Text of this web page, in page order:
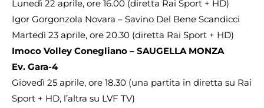
Lunedì 22 aprile, ore 16.00 (diretta Rai Sport + HD)
Igor Gorgonzola Novara – Savino Del Bene Scandicci
Martedì 23 aprile, ore 20.30 (diretta Rai Sport + HD)
Imoco Volley Conegliano – SAUGELLA MONZA
Ev. Gara-4
Giovedì 25 aprile, ore 18.30 (una partita in diretta su Rai
Sport + HD, l’altra su LVF TV)